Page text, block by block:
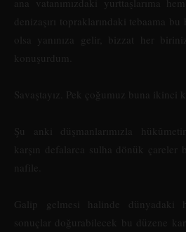
denizaşırı topraklarındaki tebaama
olsa yanınıza gelir, bizzat her
konuşurdum.
Savaştayız. Pek çoğumuz buna ikinci
Şu anki düşmanlarımızla
karşın defalarca sulha dönük çareler
nafile.
Galip gelmesi halinde dünyadaki
sonuçlar doğurabilecek bu düzene